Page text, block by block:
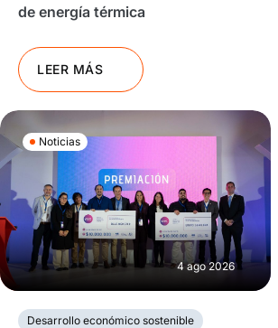
de energía térmica
LEER MÁS
Noticias
4 ago 2026
Desarrollo económico sostenible